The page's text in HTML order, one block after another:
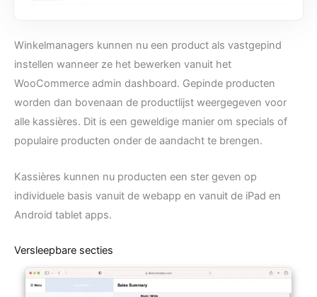
Winkelmanagers kunnen nu een product als vastgepind
instellen wanneer ze het bewerken vanuit het
WooCommerce admin dashboard. Gepinde producten
worden dan bovenaan de productlijst weergegeven voor
alle kassières. Dit is een geweldige manier om specials of
populaire producten onder de aandacht te brengen.
Kassières kunnen nu producten een ster geven op
individuele basis vanuit de webapp en vanuit de iPad en
Android tablet apps.
Versleepbare secties